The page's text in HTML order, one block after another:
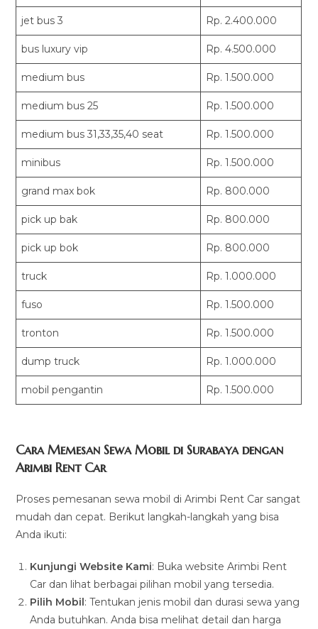
jet bus 3 Rp. 2.400.000
bus luxury vip Rp. 4.500.000
medium bus Rp. 1.500.000
medium bus 25 Rp. 1.500.000
medium bus 31,33,35,40 seat Rp. 1.500.000
minibus Rp. 1.500.000
grand max bok Rp. 800.000
pick up bak Rp. 800.000
pick up bok Rp. 800.000
truck Rp. 1.000.000
fuso Rp. 1.500.000
tronton Rp. 1.500.000
dump truck Rp. 1.000.000
mobil pengantin Rp. 1.500.000
Cara Memesan Sewa Mobil di Surabaya dengan
Arimbi Rent Car
Proses pemesanan sewa mobil di Arimbi Rent Car sangat
mudah dan cepat. Berikut langkah-langkah yang bisa
Anda ikuti:
Kunjungi Website Kami: Buka website Arimbi Rent
Car dan lihat berbagai pilihan mobil yang tersedia.
Pilih Mobil: Tentukan jenis mobil dan durasi sewa yang
Anda butuhkan. Anda bisa melihat detail dan harga